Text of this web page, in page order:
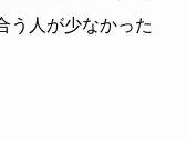
う人が少なかった